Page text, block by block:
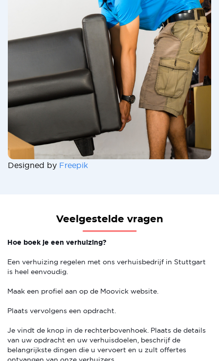
Designed by Freepik
Veelgestelde vragen
Hoe boek je een verhuizing?
Een verhuizing regelen met ons verhuisbedrijf in Stuttgart
is heel eenvoudig.
Maak een profiel aan op de Moovick website.
Plaats vervolgens een opdracht.
Je vindt de knop in de rechterbovenhoek. Plaats de details
van uw opdracht en uw verhuisdoelen, beschrijf de
belangrijkste dingen die u vervoert en u zult offertes